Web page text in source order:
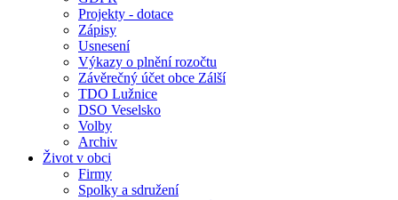
Projekty - dotace
Zápisy
Usnesení
Výkazy o plnění rozočtu
Závěrečný účet obce Zálší
TDO Lužnice
DSO Veselsko
Volby
Archiv
Život v obci
Firmy
Spolky a sdružení